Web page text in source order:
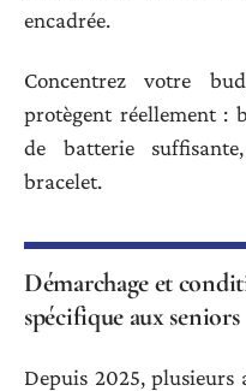
encadrée.
Concentrez votre
protègent réellement :
de batterie
bracelet.
Démarchage et
spécifique aux seniors
Depuis 2025, plusieurs